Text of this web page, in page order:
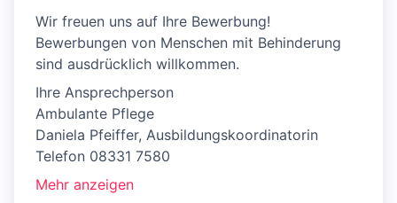
Wir freuen uns auf Ihre Bewerbung!
Bewerbungen von Menschen mit Behinderung
sind ausdrücklich willkommen.
Ihre Ansprechperson
Ambulante Pflege
Daniela Pfeiffer, Ausbildungskoordinatorin
Telefon 08331 7580
Mehr anzeigen